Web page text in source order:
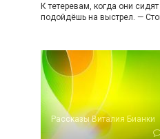
К тетеревам, когда они
подойдёшь на выстрел. —
Рассказы Виталия Бианки